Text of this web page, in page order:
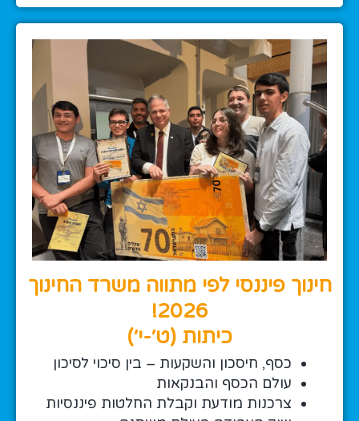
חינוך פיננסי לפי מתווה משרד החינוך
2026!
כיתות (ט׳-י׳)
כסף, חיסכון והשקעות – בין סיכוי לסיכון
עולם הכסף והבנקאות
צרכנות מודעת וקבלת החלטות פיננסיות